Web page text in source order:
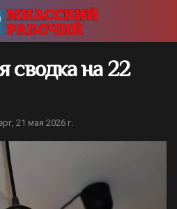
сводка на 22
21 мая 2026 г.